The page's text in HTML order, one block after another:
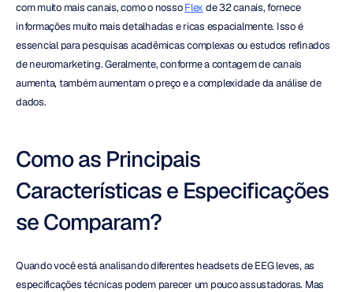
com muito mais canais, como o nosso Flex de 32 canais, fornece
informações muito mais detalhadas e ricas espacialmente. Isso é
essencial para pesquisas acadêmicas complexas ou estudos refinados
de neuromarketing. Geralmente, conforme a contagem de canais
aumenta, também aumentam o preço e a complexidade da análise de
dados.
Como as Principais
Características e Especificações
se Comparam?
Quando você está analisando diferentes headsets de EEG leves, as
especificações técnicas podem parecer um pouco assustadoras. Mas